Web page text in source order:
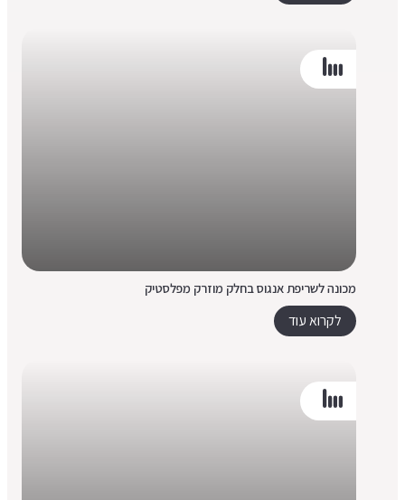
מכונה לשריפת אנגוס בחלק מוזרק מפלסטיק
לקרוא עוד